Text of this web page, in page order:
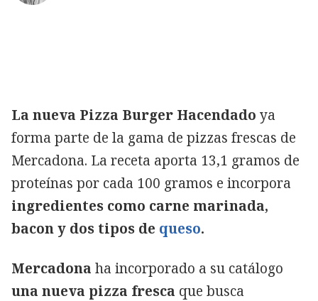
La nueva Pizza Burger Hacendado ya
forma parte de la gama de pizzas frescas de
Mercadona. La receta aporta 13,1 gramos de
proteínas por cada 100 gramos e incorpora
ingredientes como carne marinada,
bacon y dos tipos de queso.
Mercadona ha incorporado a su catálogo
una nueva pizza fresca que busca